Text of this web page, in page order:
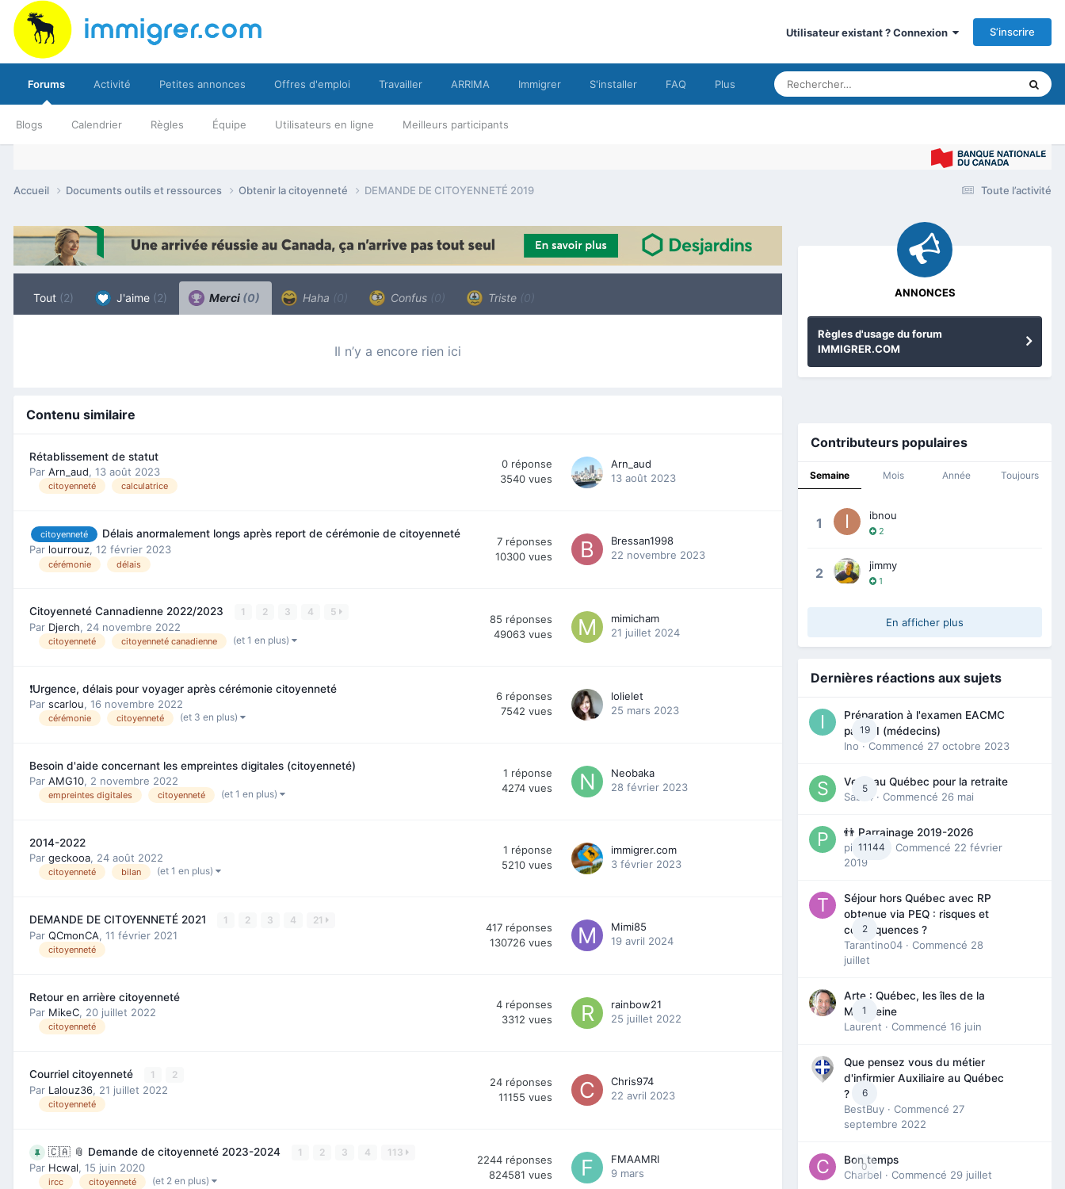
Utilisateur existant ? Connexion S’inscrire
Forums
Blogs Calendrier Règles Équipe Utilisateurs en ligne Meilleurs participants
Activité Petites annonces Offres d'emploi Travailler ARRIMA Immigrer S'installer FAQ Plus
Toute l’activité
Accueil Documents outils et ressources Obtenir la citoyenneté DEMANDE DE CITOYENNETÉ 2019
Tout (2) J'aime (2) Merci (0) Haha (0) Confus (0) Triste (0)
Il n’y a encore rien ici
Contenu similaire
Rétablissement de statut
Par Arn_aud, 13 août 2023
citoyenneté calculatrice
0 réponse
3540 vues
Arn_aud
13 août 2023
citoyenneté
Délais anormalement longs après report de cérémonie de citoyenneté
Par lourrouz, 12 février 2023
cérémonie délais
7 réponses
10300 vues
Bressan1998
22 novembre 2023
Citoyenneté Cannadienne 2022/2023 1 2 3 4 5
Par Djerch, 24 novembre 2022
citoyenneté citoyenneté canadienne (et 1 en plus)
85 réponses
49063 vues
mimicham
21 juillet 2024
❗️Urgence, délais pour voyager après cérémonie citoyenneté
Par scarlou, 16 novembre 2022
cérémonie citoyenneté (et 3 en plus)
6 réponses
7542 vues
lolielet
25 mars 2023
Besoin d'aide concernant les empreintes digitales (citoyenneté)
Par AMG10, 2 novembre 2022
empreintes digitales citoyenneté (et 1 en plus)
1 réponse
4274 vues
Neobaka
28 février 2023
2014-2022
Par geckooa, 24 août 2022
citoyenneté bilan (et 1 en plus)
1 réponse
5210 vues
immigrer.com
3 février 2023
DEMANDE DE CITOYENNETÉ 2021 1 2 3 4 21
Par QCmonCA, 11 février 2021
citoyenneté
417 réponses
130726 vues
Mimi85
19 avril 2024
Retour en arrière citoyenneté
Par MikeC, 20 juillet 2022
citoyenneté
4 réponses
3312 vues
rainbow21
25 juillet 2022
Courriel citoyenneté 1 2
Par Lalouz36, 21 juillet 2022
citoyenneté
24 réponses
11155 vues
Chris974
22 avril 2023
🇨🇦 📎 Demande de citoyenneté 2023-2024 1 2 3 4 113
Par Hcwal, 15 juin 2020
ircc citoyenneté (et 2 en plus)
2244 réponses
824581 vues
FMAAMRI
9 mars
ANNONCES
Règles d'usage du forum
IMMIGRER.COM
Contributeurs populaires
Semaine Mois Année Toujours
1 ibnou
2
2 jimmy
1
En afficher plus
Dernières réactions aux sujets
19
Préparation à l'examen EACMC
partie I (médecins)
Ino · Commencé 27 octobre 2023
5
Venir au Québec pour la retraite
Sab74 · Commencé 26 mai
11144
👬 Parrainage 2019-2026
piinoush
· Commencé 22 février
2019
2
Séjour hors Québec avec RP
obtenue via PEQ : risques et
conséquences ?
Tarantino04 · Commencé 28
juillet
1
Arte : Québec, les îles de la
Madeleine
Laurent · Commencé 16 juin
6
Que pensez vous du métier
d'infirmier Auxiliaire au Québec
?
BestBuy · Commencé 27
septembre 2022
0
Bon temps
Charbel · Commencé 29 juillet